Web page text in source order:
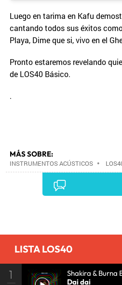
Luego en tarima en Kafu
cantando todos sus éxitos
Playa, Dime que si, vivo en el
Pronto estaremos revelando
de LOS40 Básico.
.
MÁS SOBRE:
INSTRUMENTOS ACÚSTICOS •
CONCIERTOS•LOS40•EVENTOS
•AGENDA CULTURAL
•PRISA MEDIA•MÚSICA
COMUNICACIÓN•COMUNICACIÓN
LISTA LOS40
1
Shakira & Burna
Dai dai